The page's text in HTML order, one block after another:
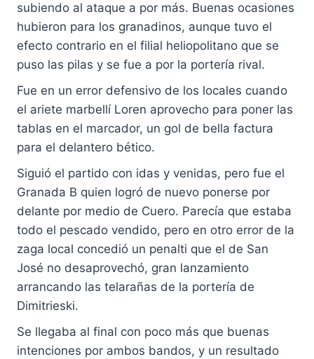
subiendo al ataque a por más. Buenas ocasiones
hubieron para los granadinos, aunque tuvo el
efecto contrario en el filial heliopolitano que se
puso las pilas y se fue a por la portería rival.
Fue en un error defensivo de los locales cuando
el ariete marbellí Loren aprovecho para poner las
tablas en el marcador, un gol de bella factura
para el delantero bético.
Siguió el partido con idas y venidas, pero fue el
Granada B quien logró de nuevo ponerse por
delante por medio de Cuero. Parecía que estaba
todo el pescado vendido, pero en otro error de la
zaga local concedió un penalti que el de San
José no desaprovechó, gran lanzamiento
arrancando las telarañas de la portería de
Dimitrieski.
Se llegaba al final con poco más que buenas
intenciones por ambos bandos, y un resultado